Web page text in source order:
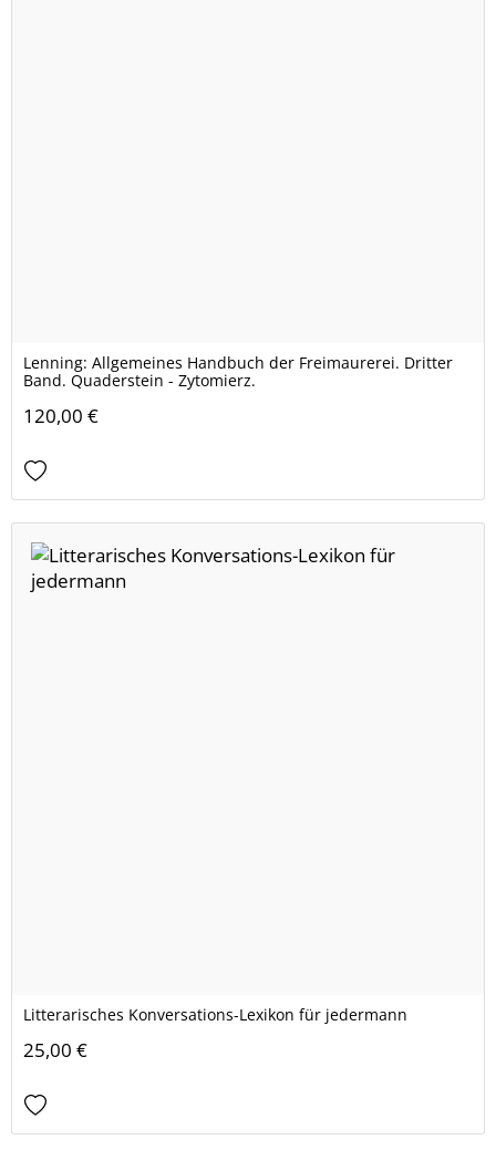
Lenning: Allgemeines Handbuch der Freimaurerei. Dritter
Band. Quaderstein - Zytomierz.
120,00 €
Litterarisches Konversations-Lexikon für jedermann
25,00 €